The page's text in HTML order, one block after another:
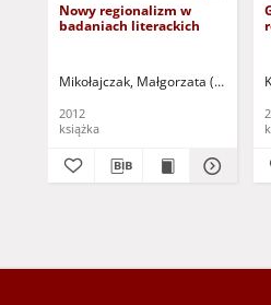
Nowy regionalizm w
badaniach literackich
Mikołajczak, Małgorzata (1966 -) -
2012
książka